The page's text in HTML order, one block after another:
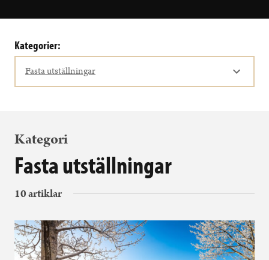
Kategorier:
Fasta utställningar
Kategori
Fasta utställningar
10 artiklar